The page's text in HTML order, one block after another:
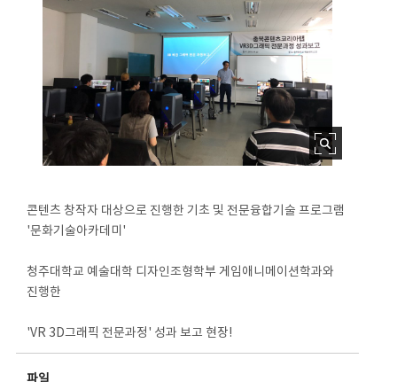
콘텐츠 창작자 대상으로 진행한 기초 및 전문융합기술 프로그램
'문화기술아카데미'
청주대학교 예술대학 디자인조형학부 게임애니메이션학과와
진행한
'VR 3D그래픽 전문과정' 성과 보고 현장!